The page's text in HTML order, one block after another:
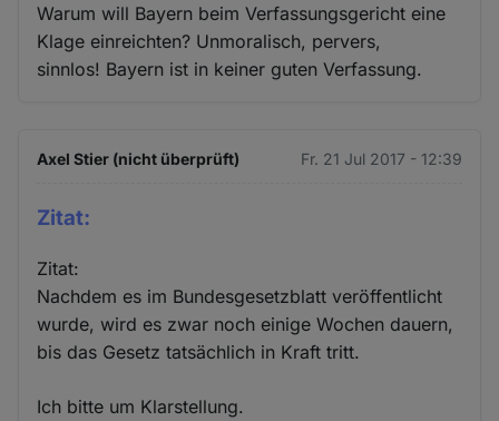
Warum will Bayern beim Verfassungsgericht eine
Klage einreichten? Unmoralisch, pervers,
sinnlos! Bayern ist in keiner guten Verfassung.
Axel Stier (nicht überprüft) Fr. 21 Jul 2017 - 12:39
Zitat:
Zitat:
Nachdem es im Bundesgesetzblatt veröffentlicht
wurde, wird es zwar noch einige Wochen dauern,
bis das Gesetz tatsächlich in Kraft tritt.
Ich bitte um Klarstellung.